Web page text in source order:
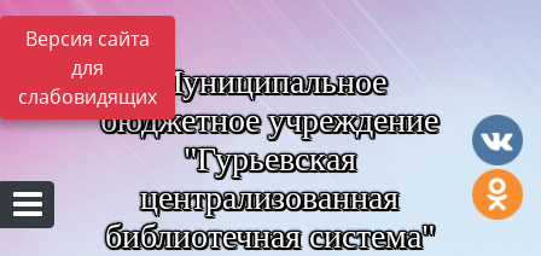
Версия сайта
для
слабовидящих Муниципальное
бюджетное учреждение
"Гурьевская
централизованная
библиотечная система"